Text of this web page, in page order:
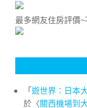
最多網友住房評價~
「遊世界：日本
於〈關西機場到